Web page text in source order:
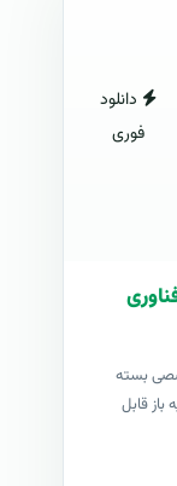
دانلود
فوری
بسته
باز قابل